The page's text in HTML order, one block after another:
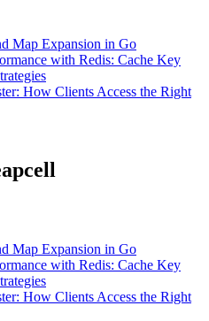
Map Expansion in Go
with Redis: Cache Key
How Clients Access the Right
Map Expansion in Go
with Redis: Cache Key
How Clients Access the Right